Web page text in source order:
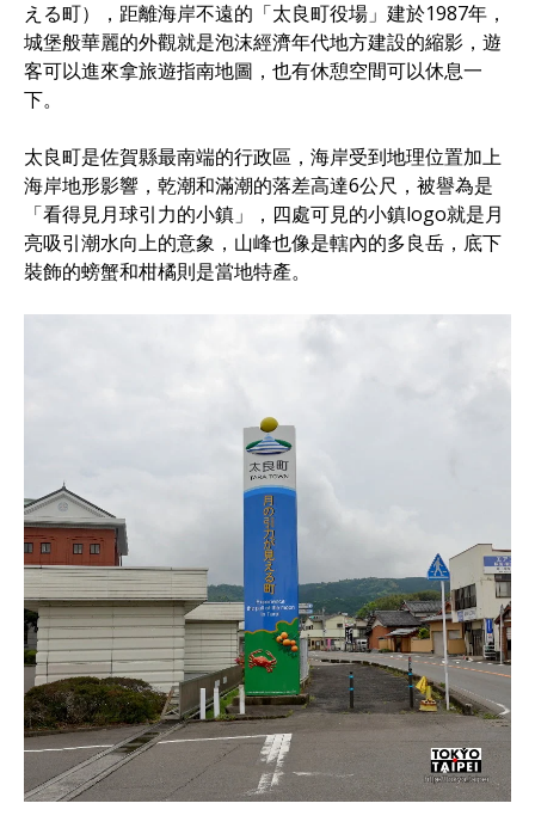
える町），距離海岸不遠的「太良町役場」建於1987年，
城堡般華麗的外觀就是泡沫經濟年代地方建設的縮影，遊
客可以進來拿旅遊指南地圖，也有休憩空間可以休息一
下。
太良町是佐賀縣最南端的行政區，海岸受到地理位置加上
海岸地形影響，乾潮和滿潮的落差高達6公尺，被譽為是
「看得見月球引力的小鎮」，四處可見的小鎮logo就是月
亮吸引潮水向上的意象，山峰也像是轄內的多良岳，底下
裝飾的螃蟹和柑橘則是當地特產。